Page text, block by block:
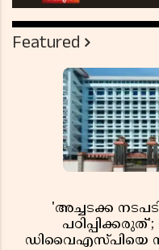
Featured
'അച്ചടക്ക
ഡിവൈഎസ്പിയെ